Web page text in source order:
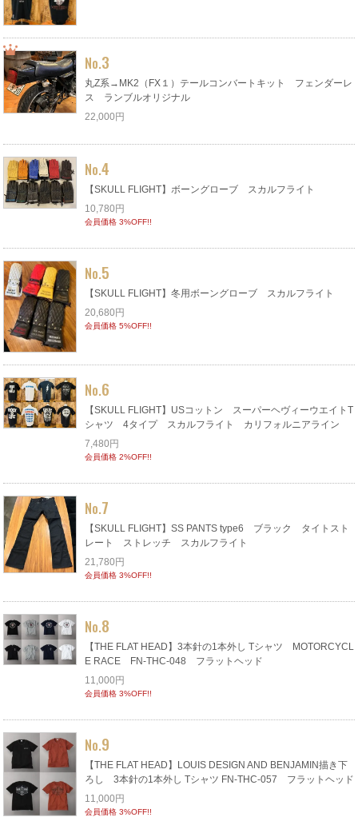
No.3
丸Z系→MK2（FX１）テールコンバートキット フェンダーレ
ス ランブルオリジナル
22,000円
No.4
【SKULL FLIGHT】ボーングローブ スカルフライト
10,780円
会員価格 3%OFF!!
No.5
【SKULL FLIGHT】冬用ボーングローブ スカルフライト
20,680円
会員価格 5%OFF!!
No.6
【SKULL FLIGHT】USコットン スーパーヘヴィーウエイトT
シャツ 4タイプ スカルフライト カリフォルニアライン
7,480円
会員価格 2%OFF!!
No.7
【SKULL FLIGHT】SS PANTS type6 ブラック タイトスト
レート ストレッチ スカルフライト
21,780円
会員価格 3%OFF!!
No.8
【THE FLAT HEAD】3本針の1本外し Tシャツ MOTORCYCL
E RACE FN-THC-048 フラットヘッド
11,000円
会員価格 3%OFF!!
No.9
【THE FLAT HEAD】LOUIS DESIGN AND BENJAMIN描き下
ろし 3本針の1本外し Tシャツ FN-THC-057 フラットヘッド
11,000円
会員価格 3%OFF!!